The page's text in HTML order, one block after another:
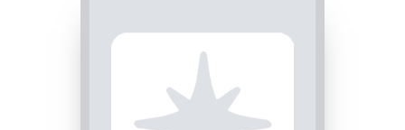
23/01/2023 20:00